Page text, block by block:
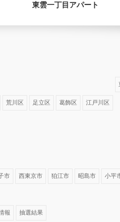
東雲一丁目アパート
荒川区 足立区 葛飾区 江戸川区
市 西東京市 狛江市 昭島市 小平
報 抽選結果